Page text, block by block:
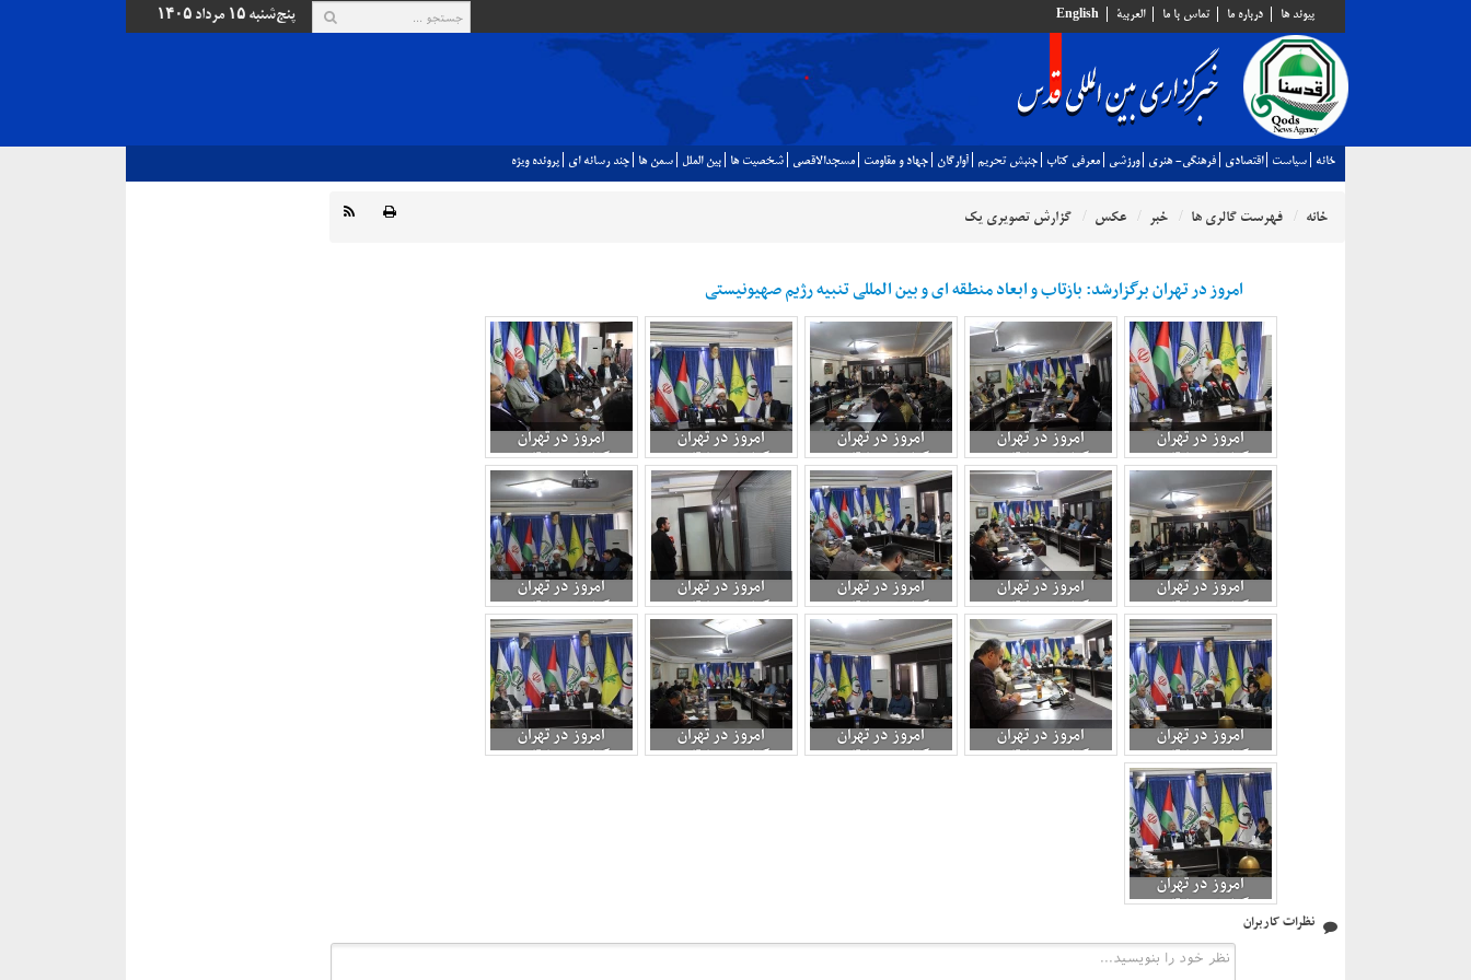
پيوند ها درباره ما تماس با ما العربية English پنج‌شنبه ۱۵ مرداد ۱۴۰۵
خانه سياست اقتصادي فرهنگي- هنري ورزشي معرفي كتاب جنبش تحريم آوارگان جهاد و مقاومت مسجدالاقصي شخصيت ها بين الملل سمن ها چند رسانه اي پرونده ويژه
خانه فهرست گالری ها خبر عکس گزارش تصویری یک
امروز در تهران برگزارشد: بازتاب و ابعاد منطقه ای و بین المللی تنبیه رژیم صهیونیستی
امروز در تهران
برگزارشى: بازتاب و
ابعاد منطقه ای و بین
المللی تنبیه رژیم
صهیونیستی 2
امروز در تهران
برگزارشى: بازتاب و
ابعاد منطقه ای و بین
المللی تنبیه رژیم
صهیونیستی 2
امروز در تهران
برگزارشى: بازتاب و
ابعاد منطقه ای و بین
المللی تنبیه رژیم
صهیونیستی 2
امروز در تهران
برگزارشى: بازتاب و
ابعاد منطقه ای و بین
المللی تنبیه رژیم
صهیونیستی 3
امروز در تهران
برگزارشى: بازتاب و
ابعاد منطقه ای و بین
المللی تنبیه رژیم
صهیونیستی 4
امروز در تهران
برگزارشى: بازتاب و
ابعاد منطقه ای و بین
المللی تنبیه رژیم
صهیونیستی 5
امروز در تهران
برگزارشى: بازتاب و
ابعاد منطقه ای و بین
المللی تنبیه رژیم
صهیونیستی 6
امروز در تهران
برگزارشى: بازتاب و
ابعاد منطقه ای و بین
المللی تنبیه رژیم
صهیونیستی 2
امروز در تهران
برگزارشى: بازتاب و
ابعاد منطقه ای و بین
المللی تنبیه رژیم
صهیونیستی 2
امروز در تهران
برگزارشى: بازتاب و
ابعاد منطقه ای و بین
المللی تنبیه رژیم
صهیونیستی 2
امروز در تهران
برگزارشى: بازتاب و
ابعاد منطقه ای و بین
المللی تنبیه رژیم
صهیونیستی 2
امروز در تهران
برگزارشى: بازتاب و
امروز در تهران
برگزارشى: بازتاب و
امروز در تهران
برگزارشى: بازتاب و
امروز در تهران
برگزارشى: بازتاب و
امروز در تهران
برگزارشى: بازتاب و
ابعاد منطقه ای و بین
المللی تنبیه رژیم
صهیونیستی 7
نظرات کاربران